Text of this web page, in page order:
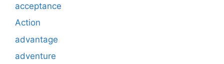
acceptance
Action
advantage
adventure